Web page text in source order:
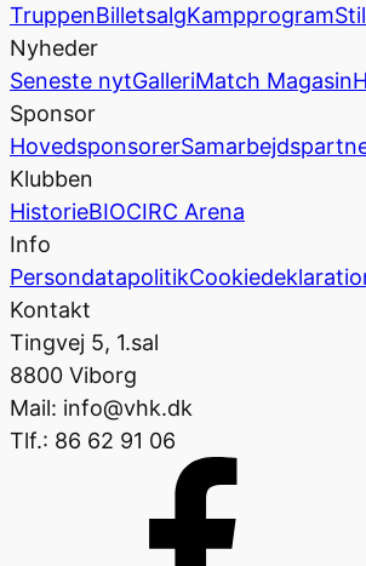
TruppenBilletsalgKampprogram
Nyheder
Seneste nytGalleriMatch Magasin
Sponsor
Hovedsponsorer
Klubben
HistorieBIOCIRC Arena
Info
Persondatapolitik
Kontakt
Tingvej 5, 1.sal
8800 Viborg
Mail: info@vhk.dk
Tlf.: 86 62 91 06